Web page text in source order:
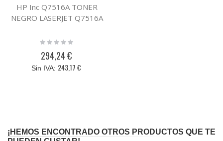
HP Inc Q7516A TONER
NEGRO LASERJET Q7516A
Rating:
294,24 €
243,17 €
¡HEMOS ENCONTRADO OTROS PRODUCTOS QUE TE